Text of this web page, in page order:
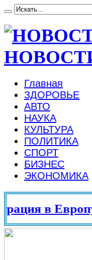
Главная
ЗДОРОВЬЕ
АВТО
НАУКА
КУЛЬТУРА
ПОЛИТИКА
СПОРТ
БИЗНЕС
ЭКОНОМИКА
в Европу